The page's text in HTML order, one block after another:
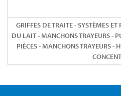
GRIFFES DE TRAITE - SYSTÈMES
DU LAIT - MANCHONS TRAYEURS -
PIÈCES - MANCHONS TRAYEURS -